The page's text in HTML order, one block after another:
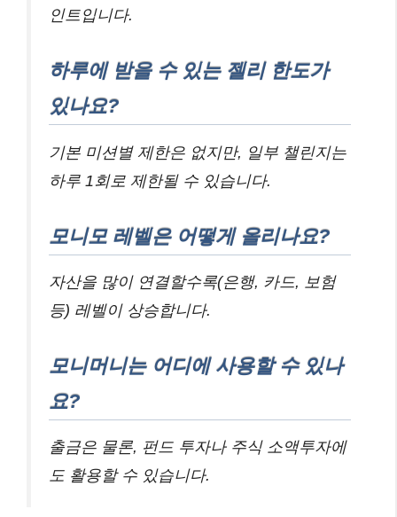
인트입니다.
하루에 받을 수 있는 젤리 한도가
있나요?
기본 미션별 제한은 없지만, 일부 챌린지는
하루 1회로 제한될 수 있습니다.
모니모 레벨은 어떻게 올리나요?
자산을 많이 연결할수록(은행, 카드, 보험
등) 레벨이 상승합니다.
모니머니는 어디에 사용할 수 있나
요?
출금은 물론, 펀드 투자나 주식 소액투자에
도 활용할 수 있습니다.